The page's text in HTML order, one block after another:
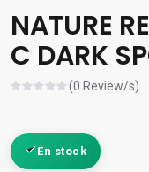
NATURE
C DARK
(0 Review/s)
En stock